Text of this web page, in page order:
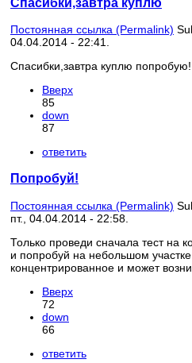
Постоянная ссылка (Permalink)
04.04.2014 - 22:41.
Спасибки,завтра куплю попробую!
Вверх
85
down
87
ответить
Попробуй!
Постоянная ссылка (Permalink)
пт., 04.04.2014 - 22:58.
Только проведи сначала тест
и попробуй на небольшом
концентрированное и может
Вверх
72
down
66
ответить